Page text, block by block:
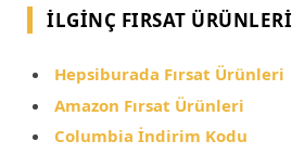
İLGINÇ FIRSAT ÜRÜNLERI
Hepsiburada Fırsat Ürünleri
Amazon Fırsat Ürünleri
Columbia İndirim Kodu